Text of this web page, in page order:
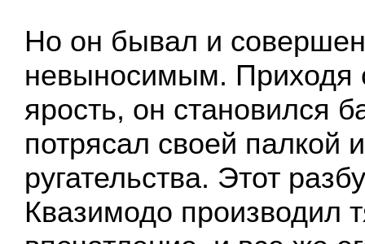
Но он бывал и
невыносимым. Приходя
ярость, он становился
потрясал своей палкой
ругательства. Этот
Квазимодо производил